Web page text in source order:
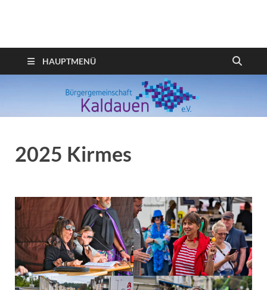
Webseite der
Bürgergemeinschaft
Kaldauen
HAUPTMENÜ
2025 Kirmes